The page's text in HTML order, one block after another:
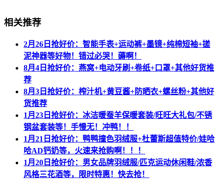
相关推荐
2月26日抢好价：智能手表+运动裤+墨镜+纯棉短袖+搓
泥神器等好物！错过必哭！薅啊！
8月4日抢好价：燕窝+电动牙刷+卷纸+口罩+其他好货推
荐
8月3日抢好价：榨汁机+黄豆酱+防晒衣+螺丝粉+其他好
货推荐
1月23日抢好价：冰洁暖蚕羊保暖套装/旺旺大礼包/不锈
钢盆套装等！手慢无！冲鸭！！
1月21日抢好价：鸭鸭撞色羽绒服+杜蕾斯超值特价/娃哈
哈AD钙奶等，火速来抢购啊！！！
1月20日抢好价：男女品牌羽绒服/匹克运动休闲鞋/浓香
风格三花酒等，限时特惠！快去抢！